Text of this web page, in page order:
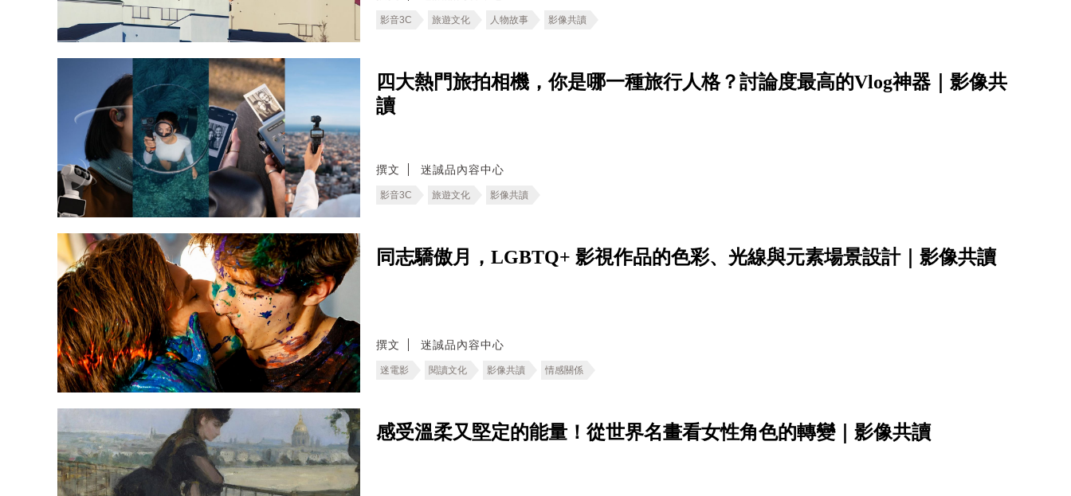
影音3C 旅遊文化 人物故事 影像共讀
四大熱門旅拍相機，你是哪一種旅行人格？討論度最高的Vlog神器｜影像共
讀
撰文 迷誠品內容中心
影音3C 旅遊文化 影像共讀
同志驕傲月，LGBTQ+ 影視作品的色彩、光線與元素場景設計｜影像共讀
撰文 迷誠品內容中心
迷電影 閱讀文化 影像共讀 情感關係
感受溫柔又堅定的能量！從世界名畫看女性角色的轉變｜影像共讀